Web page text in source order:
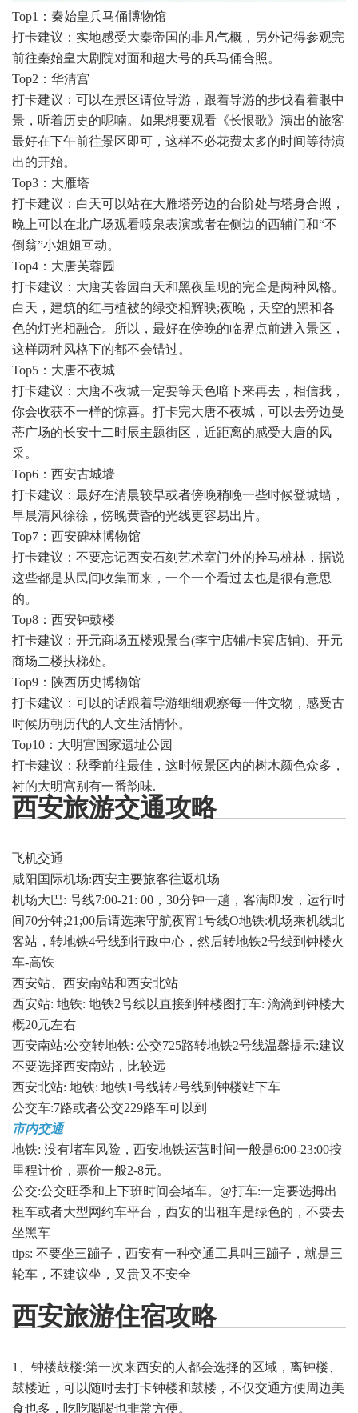
Top1：秦始皇兵马俑博物馆
打卡建议：实地感受大秦帝国的非凡气概，另外记得参观完
前往秦始皇大剧院对面和超大号的兵马俑合照。
Top2：华清宫
打卡建议：可以在景区请位导游，跟着导游的步伐看着眼中
景，听着历史的呢喃。如果想要观看《长恨歌》演出的旅客
最好在下午前往景区即可，这样不必花费太多的时间等待演
出的开始。
Top3：大雁塔
打卡建议：白天可以站在大雁塔旁边的台阶处与塔身合照，
晚上可以在北广场观看喷泉表演或者在侧边的西辅门和“不
倒翁”小姐姐互动。
Top4：大唐芙蓉园
打卡建议：大唐芙蓉园白天和黑夜呈现的完全是两种风格。
白天，建筑的红与植被的绿交相辉映;夜晚，天空的黑和各
色的灯光相融合。所以，最好在傍晚的临界点前进入景区，
这样两种风格下的都不会错过。
Top5：大唐不夜城
打卡建议：大唐不夜城一定要等天色暗下来再去，相信我，
你会收获不一样的惊喜。打卡完大唐不夜城，可以去旁边曼
蒂广场的长安十二时辰主题街区，近距离的感受大唐的风
采。
Top6：西安古城墙
打卡建议：最好在清晨较早或者傍晚稍晚一些时候登城墙，
早晨清风徐徐，傍晚黄昏的光线更容易出片。
Top7：西安碑林博物馆
打卡建议：不要忘记西安石刻艺术室门外的拴马桩林，据说
这些都是从民间收集而来，一个一个看过去也是很有意思
的。
Top8：西安钟鼓楼
打卡建议：开元商场五楼观景台(李宁店铺/卡宾店铺)、开元
商场二楼扶梯处。
Top9：陕西历史博物馆
打卡建议：可以的话跟着导游细细观察每一件文物，感受古
时候历朝历代的人文生活情怀。
Top10：大明宫国家遗址公园
打卡建议：秋季前往最佳，这时候景区内的树木颜色众多，
衬的大明宫别有一番韵味.
西安旅游交通攻略
飞机交通
咸阳国际机场:西安主要旅客往返机场
机场大巴: 号线7:00-21: 00，30分钟一趟，客满即发，运行时
间70分钟;21;00后请选乘守航夜宵1号线O地铁:机场乘机线北
客站，转地铁4号线到行政中心，然后转地铁2号线到钟楼火
车-高铁
西安站、西安南站和西安北站
西安站: 地铁: 地铁2号线以直接到钟楼图打车: 滴滴到钟楼大
概20元左右
西安南站:公交转地铁: 公交725路转地铁2号线温馨提示:建议
不要选择西安南站，比较远
西安北站: 地铁: 地铁1号线转2号线到钟楼站下车
公交车:7路或者公交229路车可以到
市内交通
地铁: 没有堵车风险，西安地铁运营时间一般是6:00-23:00按
里程计价，票价一般2-8元。
公交:公交旺季和上下班时间会堵车。@打车:一定要选拇出
租车或者大型网约车平台，西安的出租车是绿色的，不要去
坐黑车
tips: 不要坐三蹦子，西安有一种交通工具叫三蹦子，就是三
轮车，不建议坐，又贵又不安全
西安旅游住宿攻略
1、钟楼鼓楼:第一次来西安的人都会选择的区域，离钟楼、
鼓楼近，可以随时去打卡钟楼和鼓楼，不仅交通方便周边美
食也多，吃吃喝喝也非常方便。